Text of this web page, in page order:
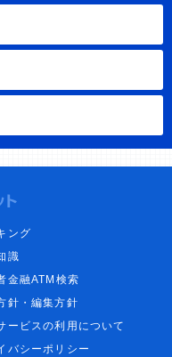
ング
識
金融ATM検索
針・編集方針
ービスの利用について
バシーポリシー